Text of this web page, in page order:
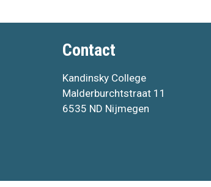
Contact
Kandinsky College
Malderburchtstraat 11
6535 ND Nijmegen